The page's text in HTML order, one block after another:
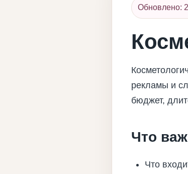
Обновлено:
рекламы и
бюджет,
Что
Что